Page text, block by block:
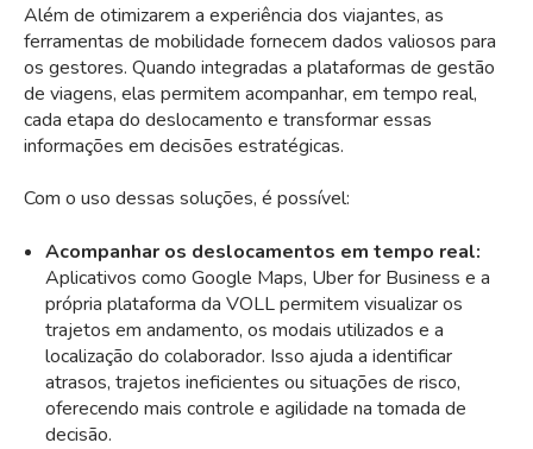
Além de otimizarem a experiência dos viajantes, as
ferramentas de mobilidade fornecem dados valiosos para
os gestores. Quando integradas a plataformas de gestão
de viagens, elas permitem acompanhar, em tempo real,
cada etapa do deslocamento e transformar essas
informações em decisões estratégicas.
Com o uso dessas soluções, é possível:
Acompanhar os deslocamentos em tempo real:
Aplicativos como Google Maps, Uber for Business e a
própria plataforma da VOLL permitem visualizar os
trajetos em andamento, os modais utilizados e a
localização do colaborador. Isso ajuda a identificar
atrasos, trajetos ineficientes ou situações de risco,
oferecendo mais controle e agilidade na tomada de
decisão.